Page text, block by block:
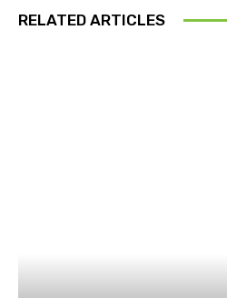
RELATED ARTICLES